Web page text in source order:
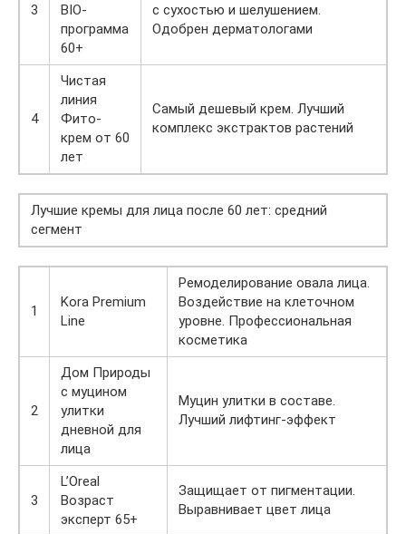
3
BIO-
программа
60+
с сухостью и шелушением.
Одобрен дерматологами
4
Чистая
линия
Фито-
крем от 60
лет
Самый дешевый крем. Лучший
комплекс экстрактов растений
Лучшие кремы для лица после 60 лет: средний
сегмент
1
Kora Premium
Line
Ремоделирование овала лица.
Воздействие на клеточном
уровне. Профессиональная
косметика
2
Дом Природы
с муцином
улитки
дневной для
лица
Муцин улитки в составе.
Лучший лифтинг-эффект
3
L’Oreal
Возраст
эксперт 65+
Защищает от пигментации.
Выравнивает цвет лица